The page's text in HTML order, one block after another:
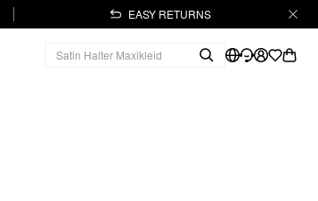
EASY RETURNS